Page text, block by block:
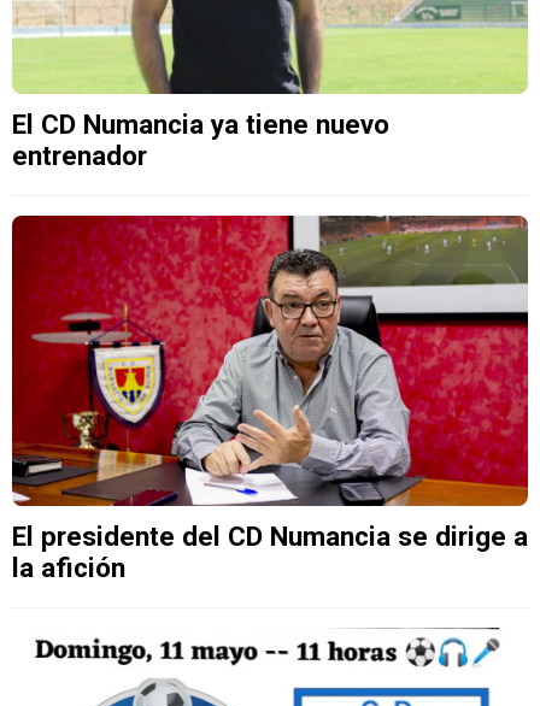
El CD Numancia ya tiene nuevo
entrenador
El presidente del CD Numancia se dirige a
la afición